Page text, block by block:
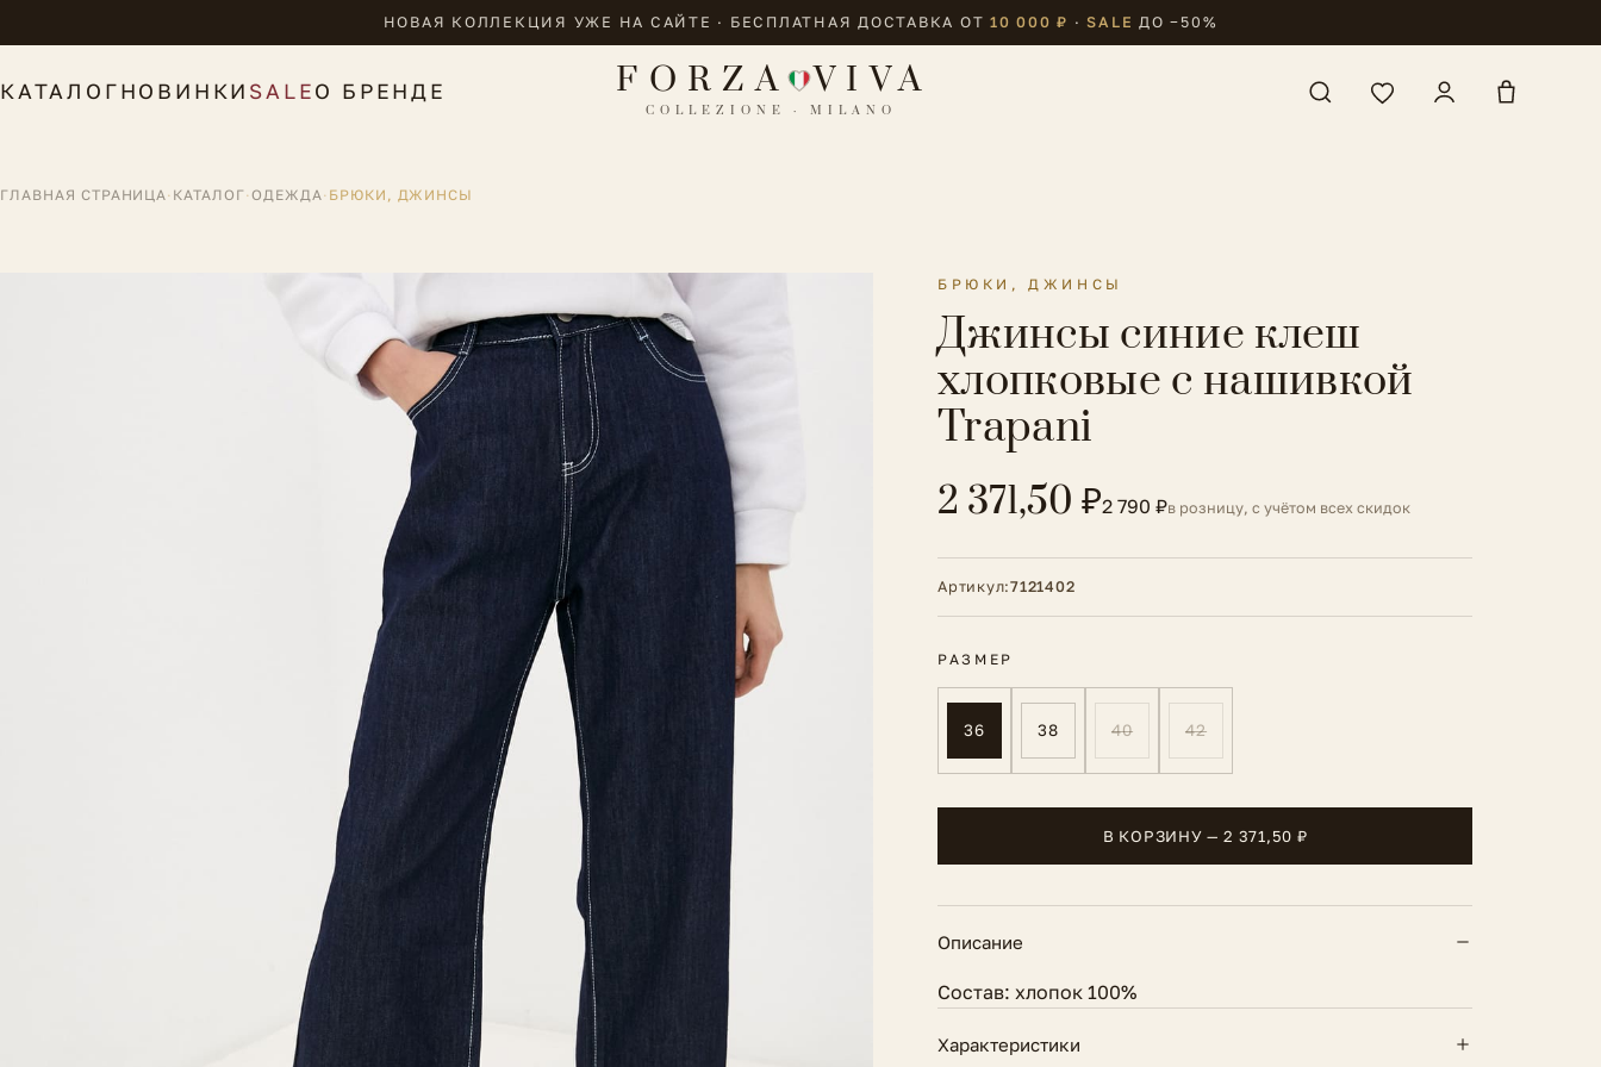
НОВАЯ КОЛЛЕКЦИЯ УЖЕ НА САЙТЕ · БЕСПЛАТНАЯ ДОСТАВКА ОТ10 000 ₽ · SALE ДО −50%
КАТАЛОГНОВИНКИ SALEО БРЕНДЕ FORZA VIVA
COLLEZIONE · MILANO
ГЛАВНАЯ СТРАНИЦА· КАТАЛОГ·ОДЕЖДА· БРЮКИ, ДЖИНСЫ
БРЮКИ, ДЖИНСЫ
Джинсы синие клеш
хлопковые с нашивкой
Trapani
2 371,50 ₽2 790 ₽в розницу, с учётом всех скидок
Артикул:7121402
РАЗМЕР
36 38 40 42
В КОРЗИНУ — 2 371,50 ₽
Описание
Состав: хлопок 100%
Характеристики